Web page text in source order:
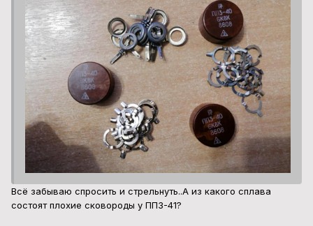
Всё забываю спросить и стрельнуть..А из какого сплава
состоят плохие сковороды у ПП3-41?